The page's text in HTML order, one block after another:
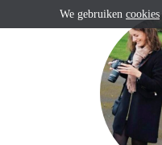
We gebruiken cookies